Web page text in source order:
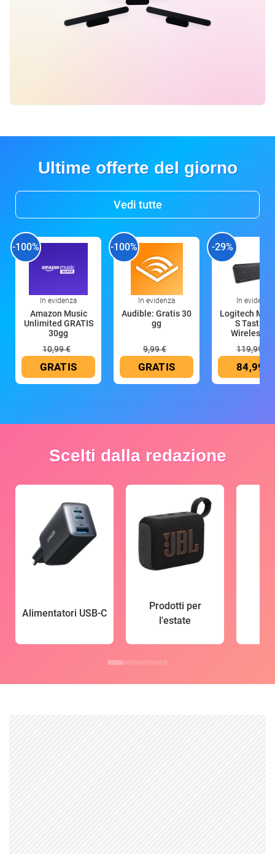
Ultime offerte del giorno
Vedi tutte
-100%
In evidenza
Amazon Music
Unlimited GRATIS
30gg
10,99 €
GRATIS
-100%
In evidenza
Audible: Gratis 30
gg
9,99 €
GRATIS
-29%
In evidenza
Logitech MX
S Tastiera
Wireless
119,99 €
84,99 €
Scelti dalla redazione
Alimentatori USB-C
Prodotti per
l'estate